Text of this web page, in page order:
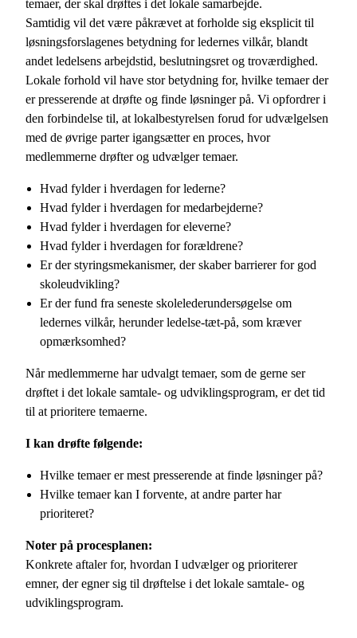
temaer, der skal drøftes i det lokale samarbejde.
Samtidig vil det være påkrævet at forholde sig eksplicit til
løsningsforslagenes betydning for ledernes vilkår, blandt
andet ledelsens arbejdstid, beslutningsret og troværdighed.
Lokale forhold vil have stor betydning for, hvilke temaer der
er presserende at drøfte og finde løsninger på. Vi opfordrer i
den forbindelse til, at lokalbestyrelsen forud for udvælgelsen
med de øvrige parter igangsætter en proces, hvor
medlemmerne drøfter og udvælger temaer.
Hvad fylder i hverdagen for lederne?
Hvad fylder i hverdagen for medarbejderne?
Hvad fylder i hverdagen for eleverne?
Hvad fylder i hverdagen for forældrene?
Er der styringsmekanismer, der skaber barrierer for god
skoleudvikling?
Er der fund fra seneste skolelederundersøgelse om
ledernes vilkår, herunder ledelse-tæt-på, som kræver
opmærksomhed?
Når medlemmerne har udvalgt temaer, som de gerne ser
drøftet i det lokale samtale- og udviklingsprogram, er det tid
til at prioritere temaerne.
I kan drøfte følgende:
Hvilke temaer er mest presserende at finde løsninger på?
Hvilke temaer kan I forvente, at andre parter har
prioriteret?
Noter på procesplanen:
Konkrete aftaler for, hvordan I udvælger og prioriterer
emner, der egner sig til drøftelse i det lokale samtale- og
udviklingsprogram.